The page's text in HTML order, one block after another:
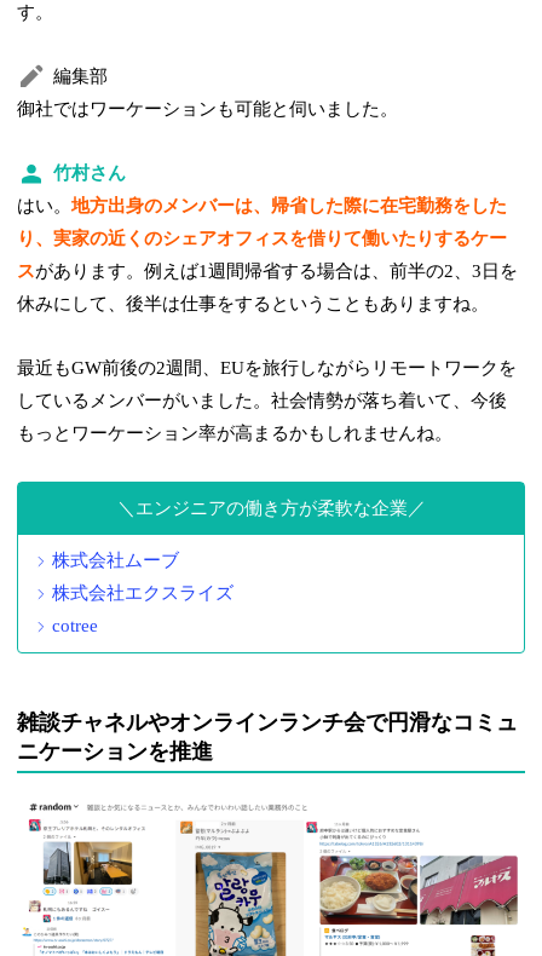
す。
編集部
御社ではワーケーションも可能と伺いました。
竹村さん
はい。地方出身のメンバーは、帰省した際に在宅勤務をした
り、実家の近くのシェアオフィスを借りて働いたりするケー
スがあります。例えば1週間帰省する場合は、前半の2、3日を
休みにして、後半は仕事をするということもありますね。
最近もGW前後の2週間、EUを旅行しながらリモートワークを
しているメンバーがいました。社会情勢が落ち着いて、今後
もっとワーケーション率が高まるかもしれませんね。
エンジニアの働き方が柔軟な企業
株式会社ムーブ
株式会社エクスライズ
cotree
雑談チャネルやオンラインランチ会で円滑なコミュ
ニケーションを推進